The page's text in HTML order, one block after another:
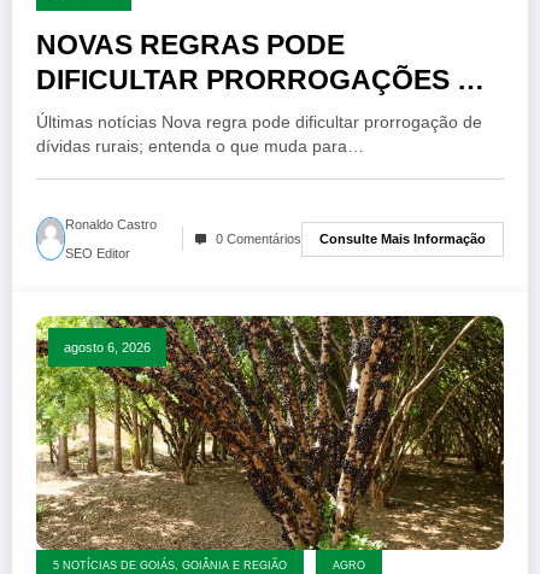
NOVAS REGRAS PODE
DIFICULTAR PRORROGAÇÕES DE
DIVIDA RURAL ENTENDA O QUE
MUNDA PARA O PRODUTOR
Últimas notícias Nova regra pode dificultar prorrogação de
dívidas rurais; entenda o que muda para…
Ronaldo Castro
SEO Editor
0 Comentários Consulte Mais Informação
agosto 6, 2026
5 NOTÍCIAS DE GOIÁS, GOIÂNIA E REGIÃO AGRO